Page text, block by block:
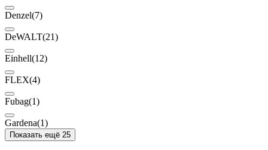
Denzel(7)
DeWALT(21)
Einhell(12)
FLEX(4)
Fubag(1)
Gardena(1)
Показать ещё 25